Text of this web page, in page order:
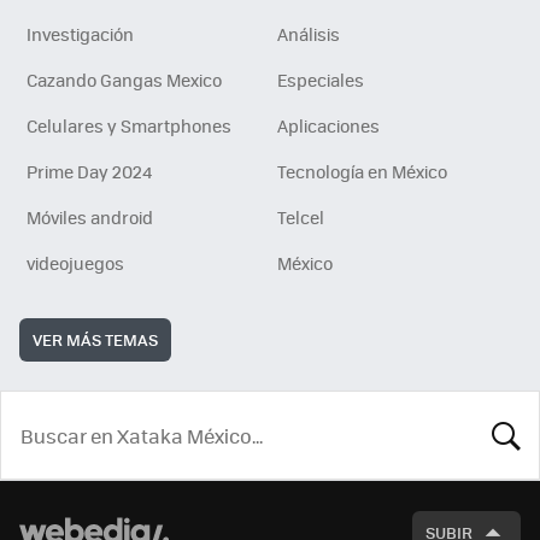
Investigación
Análisis
Cazando Gangas Mexico
Especiales
Celulares y Smartphones
Aplicaciones
Prime Day 2024
Tecnología en México
Móviles android
Telcel
videojuegos
México
VER MÁS TEMAS
SUBIR